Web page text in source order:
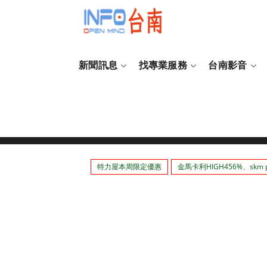
新聞訊息 找專業服務 台南影音
特力屋本周限定優惠 金馬卡利HIGH456%、skm